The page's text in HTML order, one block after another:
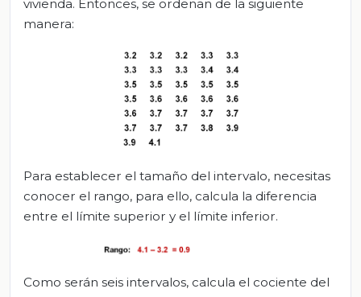
vivienda. Entonces, se ordenan de la siguiente
manera:
Para establecer el tamaño del intervalo, necesitas
conocer el rango, para ello, calcula la diferencia
entre el límite superior y el límite inferior.
Como serán seis intervalos, calcula el cociente del